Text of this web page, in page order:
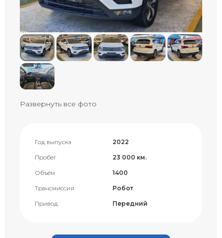
Развернуть все фото
Год выпуска 2022
Пробег 23 000 км.
Объем 1400
Трансмиссия Робот
Привод Передний